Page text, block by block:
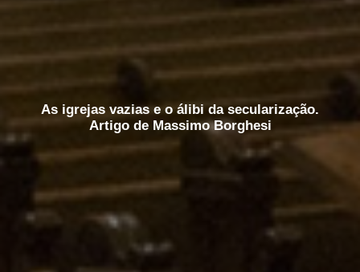
As igrejas vazias e o álibi da secularização.
Artigo de Massimo Borghesi